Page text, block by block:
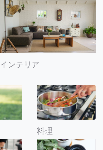
インテリア
料理